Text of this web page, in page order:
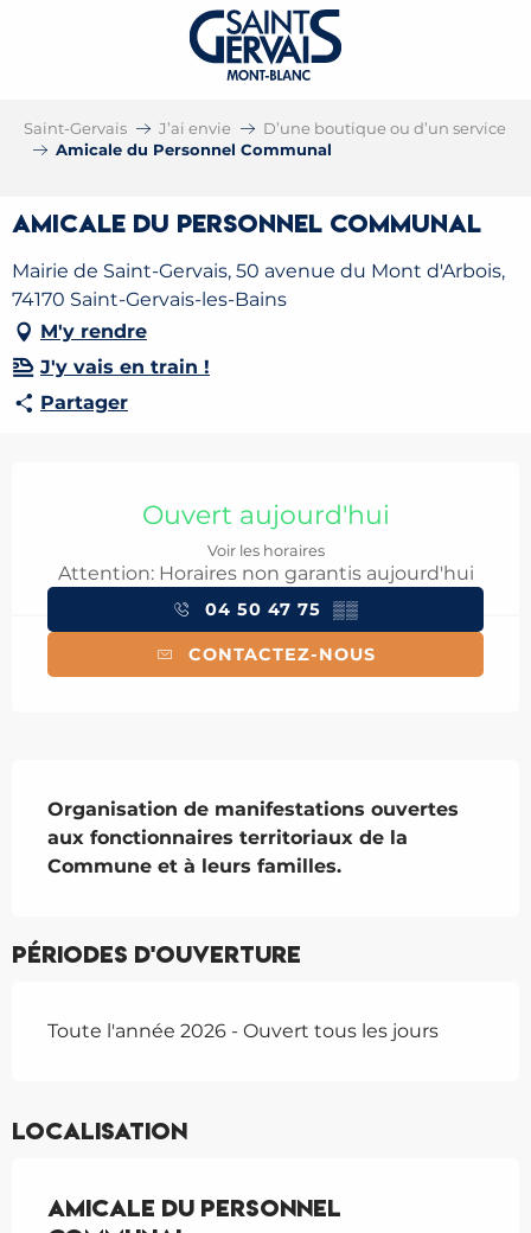
Saint-Gervais J’ai envie
D’une boutique ou d’un service
Amicale du Personnel Communal
Amicale du Personnel Communal
Mairie de Saint-Gervais, 50 avenue du Mont d'Arbois,
74170 Saint-Gervais-les-Bains
M'y rendre
J'y vais en train !
Partager
Ouvert aujourd'hui
Voir les horaires
Attention: Horaires non garantis aujourd'hui
04 50 47 75 ▒▒
CONTACTEZ-NOUS
Organisation de manifestations ouvertes
aux fonctionnaires territoriaux de la
Commune et à leurs familles.
Périodes d'ouverture
Toute l'année 2026 - Ouvert tous les jours
Localisation
Amicale du Personnel